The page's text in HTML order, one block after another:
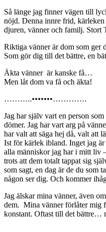
Så länge jag finner vägen till
nöjd. Denna innre frid,
djuren, vänner och familj. Stort
Riktiga vänner är dom som ger
Som gör dig till det bättre, en
Äkta vänner är kanske få…
Men låt dom va få och äkta!
………..•••••••………….
Jag har själv vart en person
dömer. Jag har vart arg på
har valt att säga hej då, valt att
Ist för kärlek ibland. Inget jag
alla människor jag har i mitt liv
trots att dem totalt tappat sig
som sagt, en dag är de du som
någon ser dig. Och kommer
Jag älskar mina vänner, även
dem. Mina vänner förlåter mig
konstant. Oftast till det bättre…